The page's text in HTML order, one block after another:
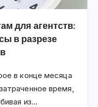
для агентств:
в разрезе
в конце месяца
время,
из…